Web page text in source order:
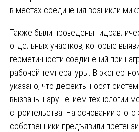
в местах соединения возникли
Также были проведены
отдельных участков, которые
герметичности соединений при
рабочей температуры. В
указано, что дефекты носят
вызваны нарушением технологии
строительства. На основании
собственники предъявили